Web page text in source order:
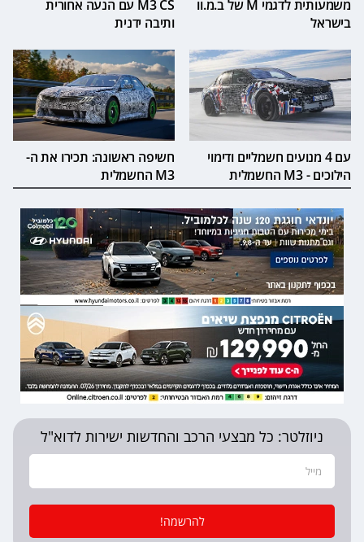
משמעותית לדגמי M של ב.מ.וו
בישראל
M3 CS עם הנעה אחורית
ותיבה ידנית
עם 4 מנועים חשמליים ודימוי
הילוכים - M3 החשמלית
חשיפה ראשונה: תכירו את ה-
M3 החשמלית
ניוזלטר: כל מבצעי הרכב והחדשות ישירות לדוא"ל
להרשמה!